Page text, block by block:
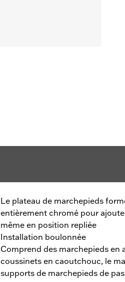
Le plateau de marchepieds
entièrement chromé pour
même en position repliée
Installation boulonnée
Comprend des marchepieds en
coussinets en caoutchouc, le
supports de marchepieds de